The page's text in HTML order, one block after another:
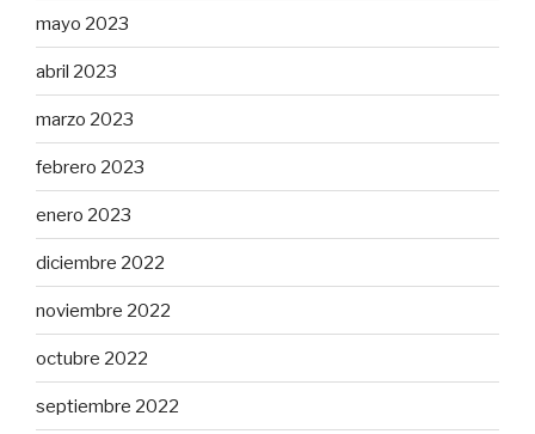
mayo 2023
abril 2023
marzo 2023
febrero 2023
enero 2023
diciembre 2022
noviembre 2022
octubre 2022
septiembre 2022